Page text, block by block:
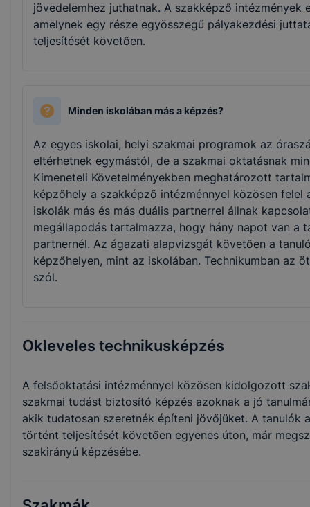
jövedelemhez juthatnak. A szakképző
amelynek egy része egyösszegű pályakezdési
teljesítését követően.
Minden iskolában más a képzés?
Az egyes iskolai, helyi szakmai programok az
eltérhetnek egymástól, de a szakmai oktatásnak
Kimeneteli Követelményekben meghatározott
képzőhely a szakképző intézménnyel közösen
iskolák más és más duális partnerrel állnak
megállapodás tartalmazza, hogy hány napot van a
partnernél. Az ágazati alapvizsgát követően a
képzőhelyen, mint az iskolában. Technikumban az
szól.
Okleveles technikusképzés
A felsőoktatási intézménnyel közösen kidolgozott
szakmai tudást biztosító képzés azoknak a jó
akik tudatosan szeretnék építeni jövőjüket. A tanulók
történt teljesítését követően egyenes úton, már
szakirányú képzésébe.